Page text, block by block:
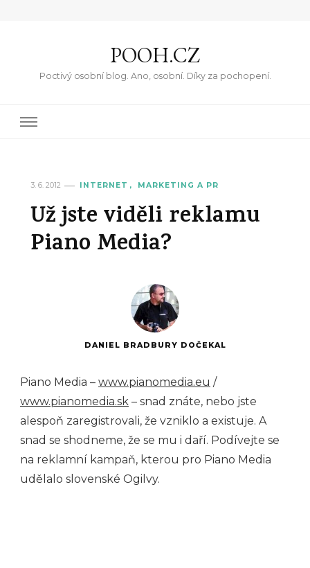
POOH.CZ
Poctivý osobní blog. Ano, osobní. Díky za pochopení.
3. 6. 2012 INTERNET MARKETING A PR
Už jste viděli reklamu
Piano Media?
DANIEL BRADBURY DOČEKAL
Piano Media – www.pianomedia.eu /
www.pianomedia.sk – snad znáte, nebo jste
alespoň zaregistrovali, že vzniklo a existuje. A
snad se shodneme, že se mu i daří. Podívejte se
na reklamní kampaň, kterou pro Piano Media
udělalo slovenské Ogilvy.